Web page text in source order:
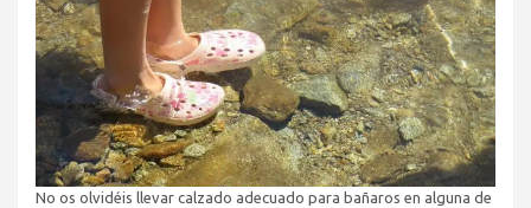
No os olvidéis llevar calzado adecuado para bañaros en alguna de